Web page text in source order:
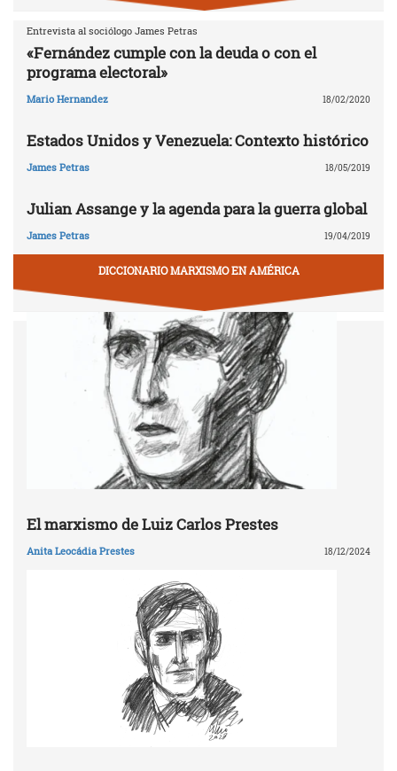
Entrevista al sociólogo James Petras
«Fernández cumple con la deuda o con el
programa electoral»
Mario Hernandez 18/02/2020
Estados Unidos y Venezuela: Contexto histórico
James Petras 18/05/2019
Julian Assange y la agenda para la guerra global
James Petras 19/04/2019
DICCIONARIO MARXISMO EN AMÉRICA
El marxismo de Luiz Carlos Prestes
Anita Leocádia Prestes 18/12/2024